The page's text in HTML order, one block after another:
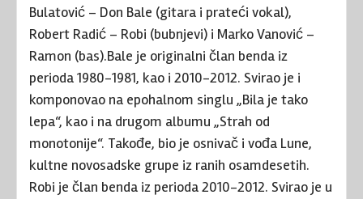
Bulatović – Don Bale (gitara i prateći vokal),
Robert Radić – Robi (bubnjevi) i Marko Vanović –
Ramon (bas).Bale je originalni član benda iz
perioda 1980-1981, kao i 2010-2012. Svirao je i
komponovao na epohalnom singlu „Bila je tako
lepa“, kao i na drugom albumu „Strah od
monotonije“. Takođe, bio je osnivač i vođa Lune,
kultne novosadske grupe iz ranih osamdesetih.
Robi je član benda iz perioda 2010-2012. Svirao je u